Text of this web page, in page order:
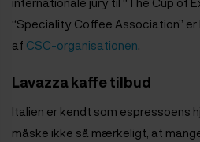
“Speciality Coffee Association”
af CSC-organisationen.
Lavazza kaffe tilbud
Italien er kendt som espressoens
måske ikke så mærkeligt, at